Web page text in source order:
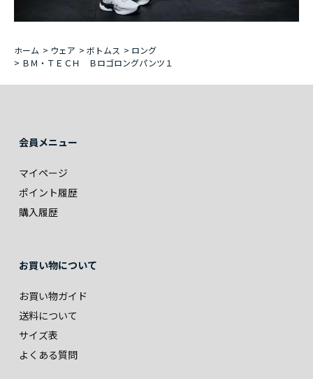
ホーム > ウェア > ボトムス > ロング
> ＢＭ・ＴＥＣＨ Ｂロゴロングパンツ１
会員メニュー
マイページ
ポイント履歴
購入履歴
お買い物について
お買い物ガイド
送料について
サイズ表
よくある質問